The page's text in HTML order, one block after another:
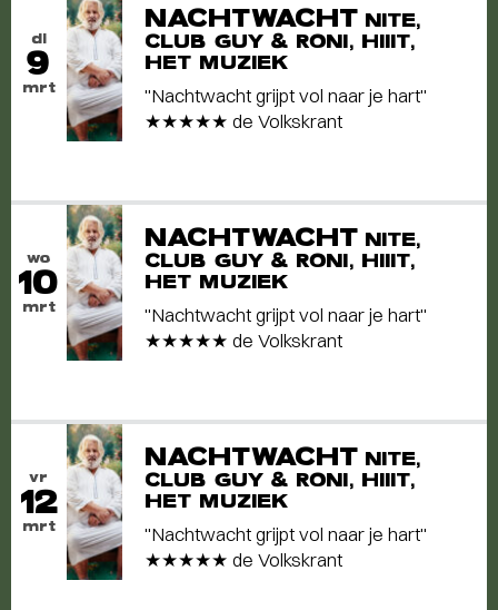
di
9
mrt
NACHTWACHT NITE,
CLUB GUY & RONI, HIIIT,
HET MUZIEK
"Nachtwacht grijpt vol naar je hart"
★★★★★ de Volkskrant
wo
10
mrt
NACHTWACHT NITE,
CLUB GUY & RONI, HIIIT,
HET MUZIEK
"Nachtwacht grijpt vol naar je hart"
★★★★★ de Volkskrant
vr
12
mrt
NACHTWACHT NITE,
CLUB GUY & RONI, HIIIT,
HET MUZIEK
"Nachtwacht grijpt vol naar je hart"
★★★★★ de Volkskrant